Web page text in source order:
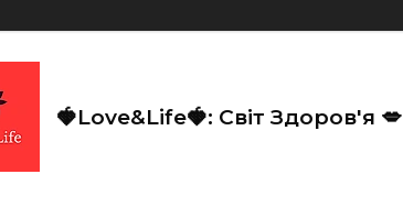
🍓Love&Life🍓: Світ Здоров'я 💋